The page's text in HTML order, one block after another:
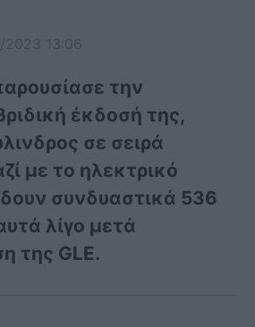
την
έκδοσή της,
σε σειρά
με το ηλεκτρικό
συνδυαστικά 536
λίγο μετά
της GLE.